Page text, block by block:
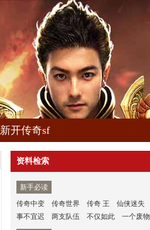
新开传奇sf
资料检索
新手必读
传奇中变
传奇世界 传奇 王
仙侠迷失
事不宜迟
两支队伍 不仅如此 一个废物